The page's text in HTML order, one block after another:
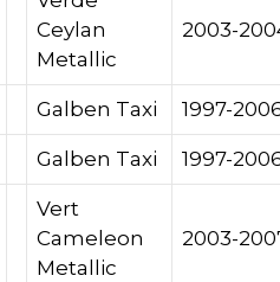
Ceylan
Metallic
2003-
Galben Taxi 1997-
Galben Taxi 1997-
Vert
Cameleon
Metallic
2003-